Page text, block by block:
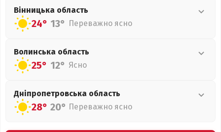
Вінницька область
24° 13° Переважно ясно
Волинська область
25° 12° Ясно
Дніпропетровська область
28° 20° Переважно ясно